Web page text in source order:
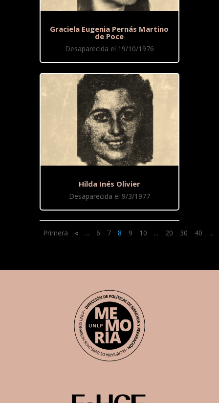
Graciela Eugenia Pernás Martino
de Poce
Desaparecida el 19/10/1976
Hilda Inés Olivier
Desaparecida el 9/3/1977
Primera « ... 6 7 8 9 10 ... 20 30 40 ...